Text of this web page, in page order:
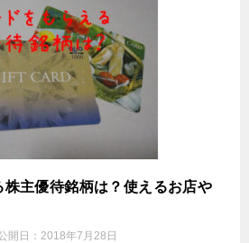
株主優待銘柄は？使えるお店や
開日： 2018年7月28日